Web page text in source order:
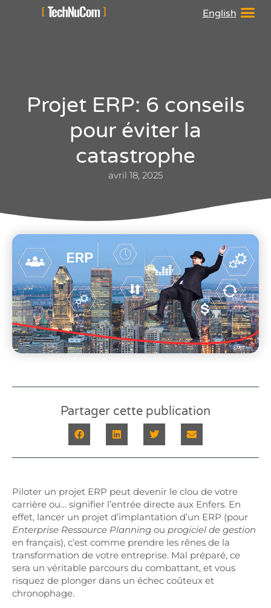
English
Projet ERP: 6 conseils
pour éviter la
catastrophe
avril 18, 2025
Partager cette publication
Piloter un projet ERP peut devenir le clou de votre
carrière ou… signifier l’entrée directe aux Enfers. En
effet, lancer un projet d’implantation d’un ERP (pour
Enterprise Ressource Planning ou progiciel de gestion
en français), c’est comme prendre les rênes de la
transformation de votre entreprise. Mal préparé, ce
sera un véritable parcours du combattant, et vous
risquez de plonger dans un échec coûteux et
chronophage.